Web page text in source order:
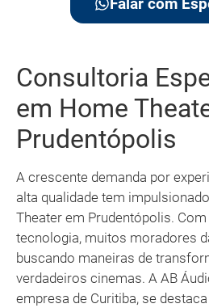
Falar com
Consultoria
em Home
Prudentópolis
A crescente demanda por
alta qualidade tem
Theater em Prudentópolis.
tecnologia, muitos moradores
buscando maneiras de
verdadeiros cinemas. A AB
empresa de Curitiba, se